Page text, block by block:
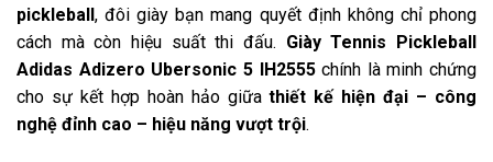
pickleball, đôi giày bạn mang quyết định không chỉ phong
cách mà còn hiệu suất thi đấu. Giày Tennis Pickleball
Adidas Adizero Ubersonic 5 IH2555chính là minh chứng
cho sự kết hợp hoàn hảo giữathiết kế hiện đại – công
nghệ đỉnh cao – hiệu năng vượt trội.